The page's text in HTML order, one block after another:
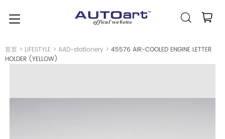
首页 > LIFESTYLE > AAD-stationery > 45576 AIR-COOLED ENGINE LETTER
HOLDER (YELLOW)